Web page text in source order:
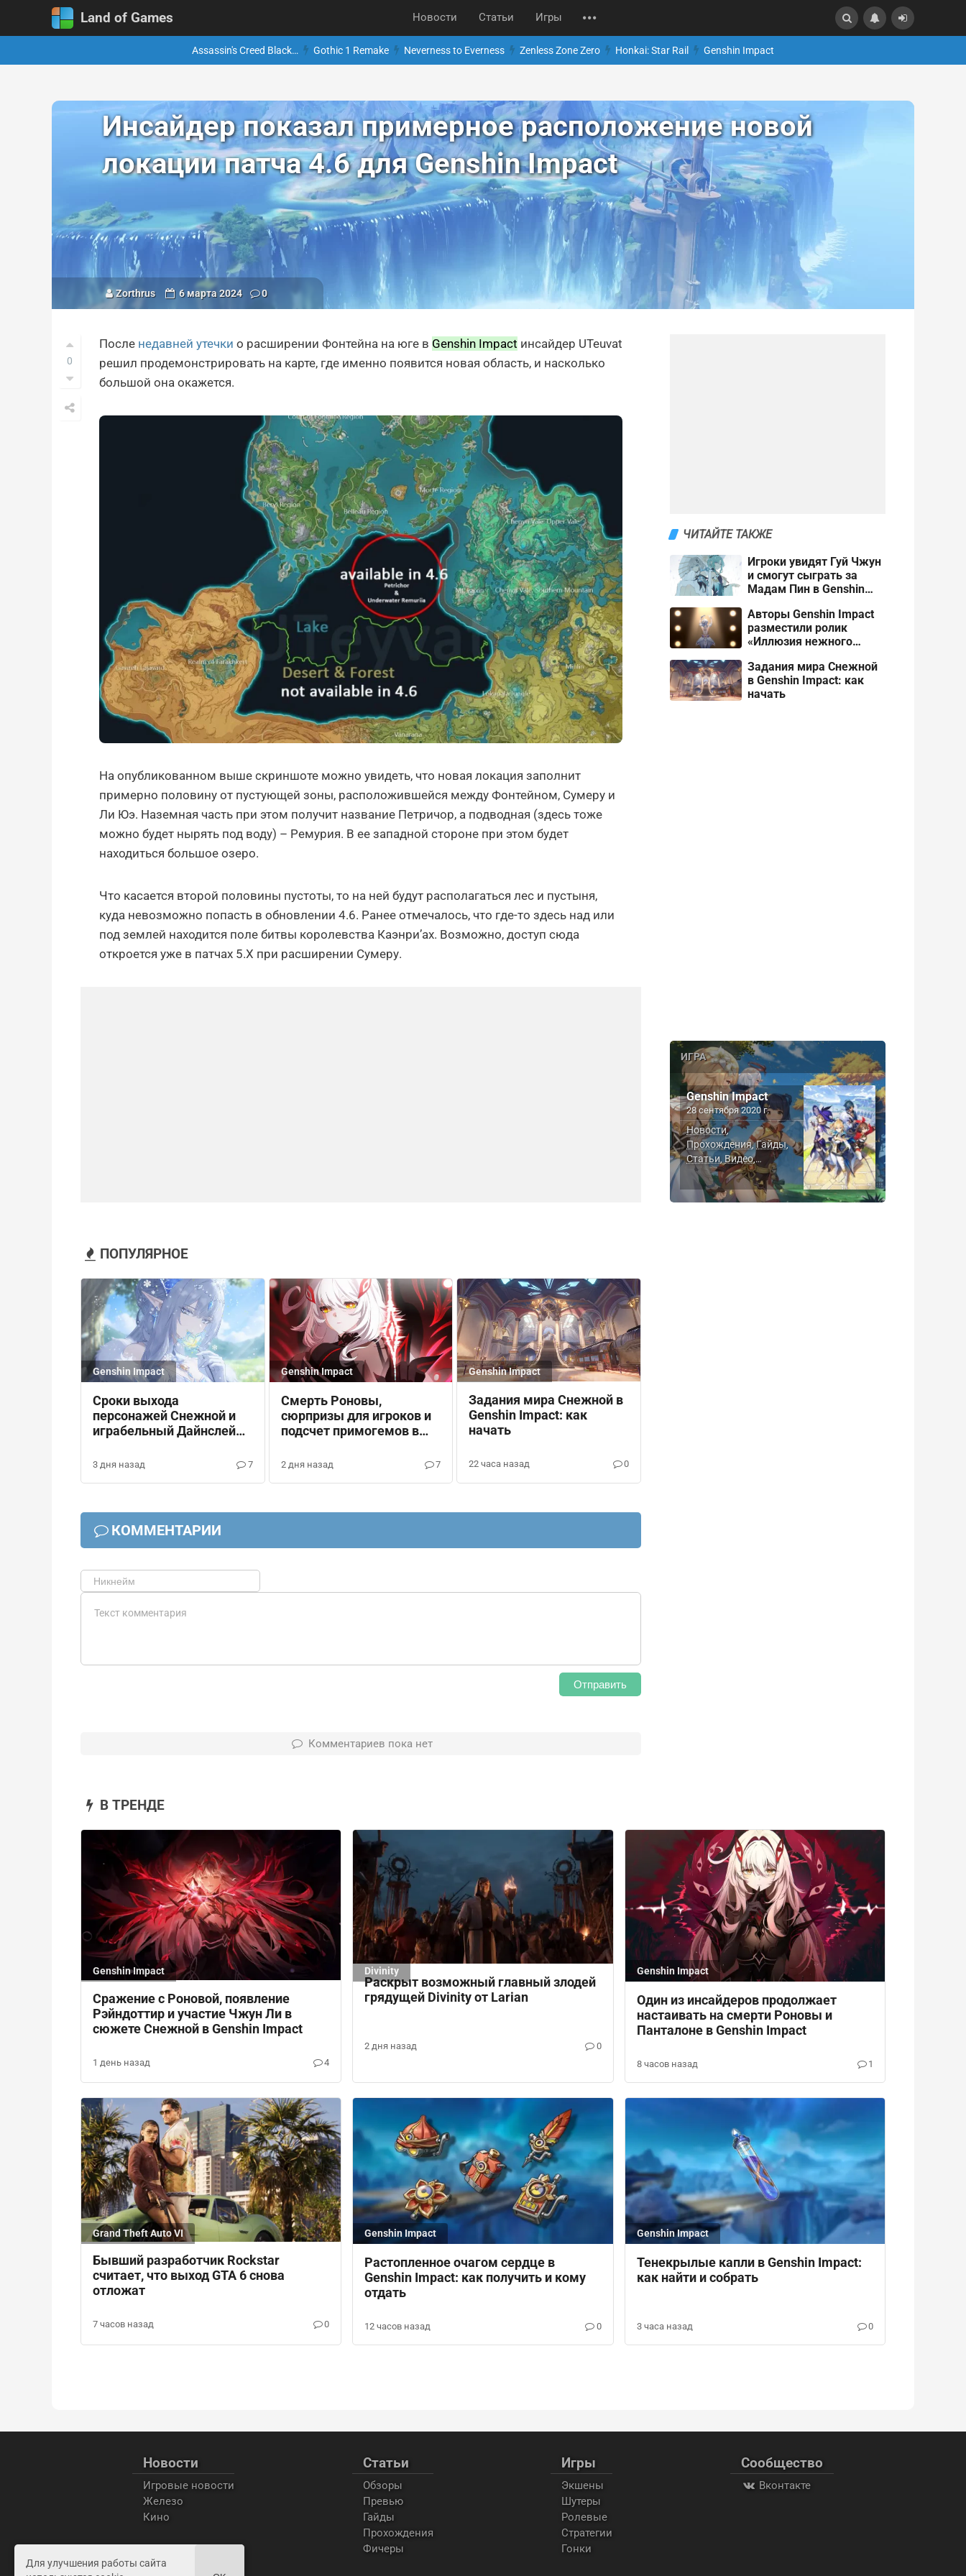
Land of Games Новости Статьи Игры
Assassin's Creed Black… Gothic 1 Remake Neverness to Everness Zenless Zone Zero Honkai: Star Rail Genshin Impact
Инсайдер показал примерное расположение новой
локации патча 4.6 для Genshin Impact
Zorthrus 6 марта 2024 0
0
После недавней утечки о расширении Фонтейна на юге в Genshin Impact инсайдер UTeuvat
решил продемонстрировать на карте, где именно появится новая область, и насколько
большой она окажется.
На опубликованном выше скриншоте можно увидеть, что новая локация заполнит
примерно половину от пустующей зоны, расположившейся между Фонтейном, Сумеру и
Ли Юэ. Наземная часть при этом получит название Петричор, а подводная (здесь тоже
можно будет нырять под воду) – Ремурия. В ее западной стороне при этом будет
находиться большое озеро.
Что касается второй половины пустоты, то на ней будут располагаться лес и пустыня,
куда невозможно попасть в обновлении 4.6. Ранее отмечалось, что где-то здесь над или
под землей находится поле битвы королевства Каэнри’ах. Возможно, доступ сюда
откроется уже в патчах 5.X при расширении Сумеру.
ЧИТАЙТЕ ТАКЖЕ
Игроки увидят Гуй Чжун
и смогут сыграть за
Мадам Пин в Genshin
Авторы Genshin Impact
разместили ролик
«Иллюзия нежного
Задания мира Снежной
в Genshin Impact: как
начать
ИГРА
Genshin Impact
28 сентября 2020 г.
Новости,
Прохождения,Гайды,
Статьи, Видео,
Скриншоты
ПОПУЛЯРНОЕ
Genshin Impact
Сроки выхода
персонажей Снежной и
играбельный Дайнслейф
3 дня назад 7
Genshin Impact
Смерть Роновы,
сюрпризы для игроков и
подсчет примогемов в
Impact
2 дня назад 7
Genshin Impact
Задания мира Снежной в
Genshin Impact: как
начать
22 часа назад 0
КОММЕНТАРИИ
Отправить
Комментариев пока нет
В ТРЕНДЕ
Genshin Impact
Сражение с Роновой, появление
Рэйндоттир и участие Чжун Ли в
сюжете Снежной в Genshin Impact
1 день назад 4
Divinity
Раскрыт возможный главный злодей
грядущей Divinity от Larian
2 дня назад 0
Genshin Impact
Один из инсайдеров продолжает
настаивать на смерти Роновы и
Панталоне в Genshin Impact
8 часов назад 1
Grand Theft Auto VI
Бывший разработчик Rockstar
считает, что выход GTA 6 снова
отложат
7 часов назад 0
Genshin Impact
Растопленное очагом сердце в
Genshin Impact: как получить и кому
отдать
12 часов назад 0
Genshin Impact
Тенекрылые капли в Genshin Impact:
как найти и собрать
3 часа назад 0
Для улучшения работы сайта
Новости
Игровые новости
Железо
Кино
Статьи
Обзоры
Превью
Гайды
Прохождения
Фичеры
Игры
Экшены
Шутеры
Ролевые
Стратегии
Гонки
Сообщество
Вконтакте